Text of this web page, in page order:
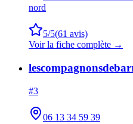
nord
5/5(61 avis)
Voir la fiche complète →
#3
06 13 34 59 39